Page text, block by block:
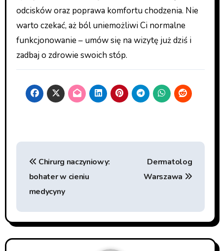
odcisków oraz poprawa komfortu chodzenia. Nie
warto czekać, aż ból uniemożliwi Ci normalne
funkcjonowanie – umów się na wizytę już dziś i
zadbaj o zdrowie swoich stóp.
Nawigacja
wpisu
Chirurg naczyniowy:
bohater w cieniu
medycyny
Dermatolog
Warszawa